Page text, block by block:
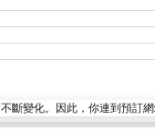
斷變化。因此，你連到預訂